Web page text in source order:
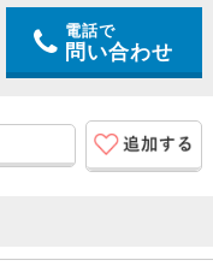
電話で
問い合わせ